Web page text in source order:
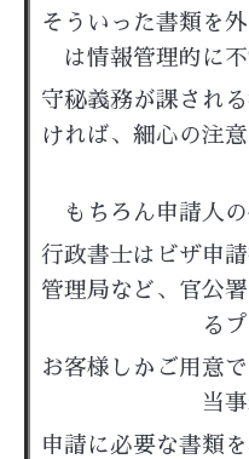
そういった書類を
は情報管理的に
守秘義務が課され
ければ、細心の注
もちろん申請人
行政書士はビザ申
管理局など、官公
る
お客様しかご用意
当
申請に必要な書類